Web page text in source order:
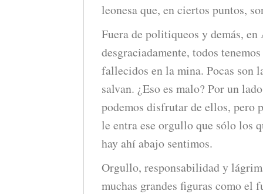
leonesa que, en ciertos puntos,
Fuera de politiqueos y demás, en
desgraciadamente, todos
fallecidos en la mina. Pocas son
salvan. ¿Eso es malo? Por un
podemos disfrutar de ellos, pero
le entra ese orgullo que sólo los
hay ahí abajo sentimos.
Orgullo, responsabilidad y
muchas grandes figuras como el